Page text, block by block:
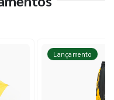
Lançamento